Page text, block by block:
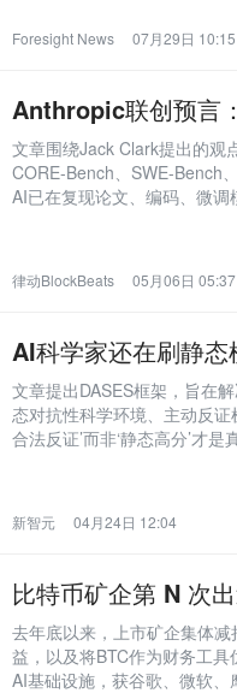
Foresight News 07月29日 10:15
Anthropic联创预言
文章围绕Jack Clark提出的观
CORE-Bench、SWE-Bench
AI已在复现论文、编码、微
律动BlockBeats 05月06日 05:37
AI科学家还在刷静
文章提出DASES框架，旨在
态对抗性科学环境、主动反
合法反证’而非‘静态高分’才是
新智元 04月24日 12:04
比特币矿企第 N 次
去年底以来，上市矿企集体
益，以及将BTC作为财务工
AI基础设施，获谷歌、微软